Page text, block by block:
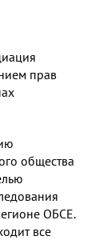
прав
общества
ОБСЕ.
все